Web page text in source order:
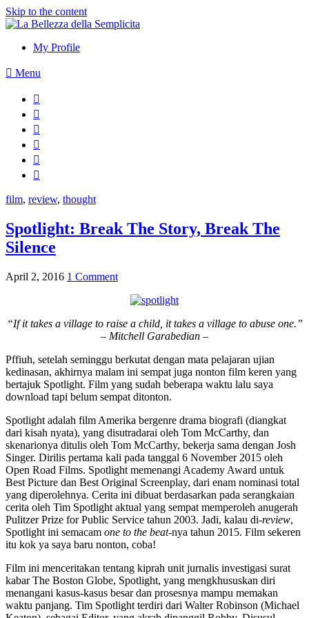
Skip to the content
My Profile
Menu
film, review, thought
Spotlight: Break The Story, Break The
Silence
April 2, 2016 1 Comment
“If it takes a village to raise a child, it takes a village to abuse one.”
– Mitchell Garabedian –
Pffiuh, setelah seminggu berkutat dengan mata pelajaran ujian
kedinasan, akhirnya malam ini sempat juga nonton film keren yang
bertajuk Spotlight. Film yang sudah beberapa waktu lalu saya
download tapi belum sempat ditonton.
Spotlight adalah film Amerika bergenre drama biografi (diangkat
dari kisah nyata), yang disutradarai oleh Tom McCarthy, dan
skenarionya ditulis oleh Tom McCarthy, bekerja sama dengan Josh
Singer. Dirilis pertama kali pada tanggal 6 November 2015 oleh
Open Road Films. Spotlight memenangi Academy Award untuk
Best Picture dan Best Original Screenplay, dari enam nominasi total
yang diperolehnya. Cerita ini dibuat berdasarkan pada serangkaian
cerita oleh Tim Spotlight aktual yang sempat memperoleh anugerah
Pulitzer Prize for Public Service tahun 2003. Jadi, kalau di-review,
Spotlight ini semacam one to the beat-nya tahun 2015. Film sekeren
itu kok ya saya baru nonton, coba!
Film ini menceritakan tentang kiprah unit jurnalis investigasi surat
kabar The Boston Globe, Spotlight, yang mengkhususkan diri
menangani kasus-kasus besar dan prosesnya mampu memakan
waktu panjang. Tim Spotlight terdiri dari Walter Robinson (Michael